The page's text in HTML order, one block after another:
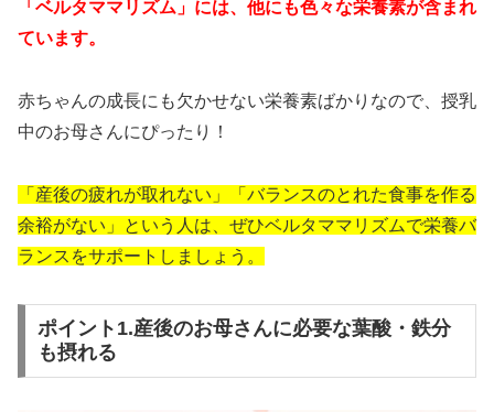
「ベルタママリズム」には、他にも色々な栄養素が含まれ
ています。
赤ちゃんの成長にも欠かせない栄養素ばかりなので、授乳
中のお母さんにぴったり！
「産後の疲れが取れない」「バランスのとれた食事を作る
余裕がない」という人は、ぜひベルタママリズムで栄養バ
ランスをサポートしましょう。
ポイント1.産後のお母さんに必要な葉酸・鉄分
も摂れる